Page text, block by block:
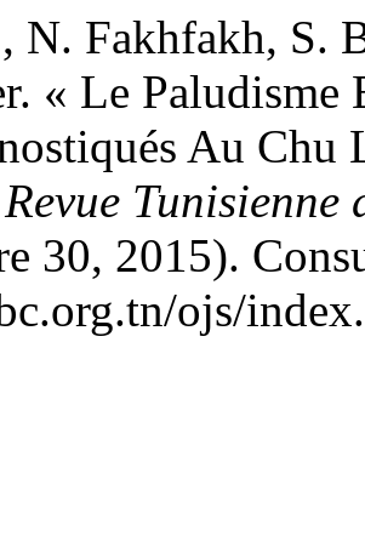
N. Fakhfakh, S.
« Le
Au Chu
Revue
30, 2015).
ojs/